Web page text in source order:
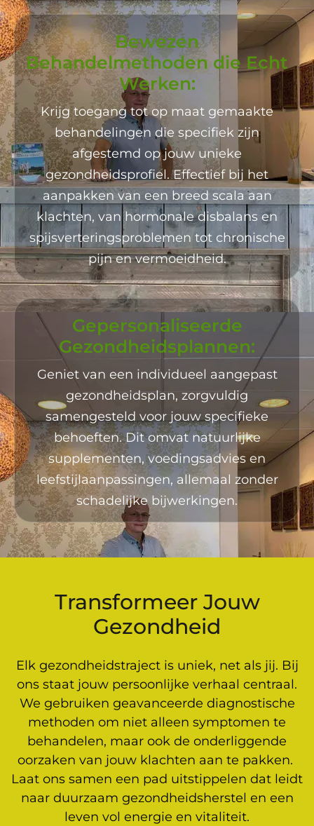
Bewezen
Behandelmethoden die Echt
Werken:
Krijg toegang tot op maat gemaakte
behandelingen die specifiek zijn
afgestemd op jouw unieke
gezondheidsprofiel. Effectief bij het
aanpakken van een breed scala aan
klachten, van hormonale disbalans en
spijsverteringsproblemen tot chronische
pijn en vermoeidheid.
Gepersonaliseerde
Gezondheidsplannen:
Geniet van een individueel aangepast
gezondheidsplan, zorgvuldig
samengesteld voor jouw specifieke
behoeften. Dit omvat natuurlijke
supplementen, voedingsadvies en
leefstijlaanpassingen, allemaal zonder
schadelijke bijwerkingen.
Transformeer Jouw
Gezondheid
Elk gezondheidstraject is uniek, net als jij. Bij
ons staat jouw persoonlijke verhaal centraal.
We gebruiken geavanceerde diagnostische
methoden om niet alleen symptomen te
behandelen, maar ook de onderliggende
oorzaken van jouw klachten aan te pakken.
Laat ons samen een pad uitstippelen dat leidt
naar duurzaam gezondheidsherstel en een
leven vol energie en vitaliteit.